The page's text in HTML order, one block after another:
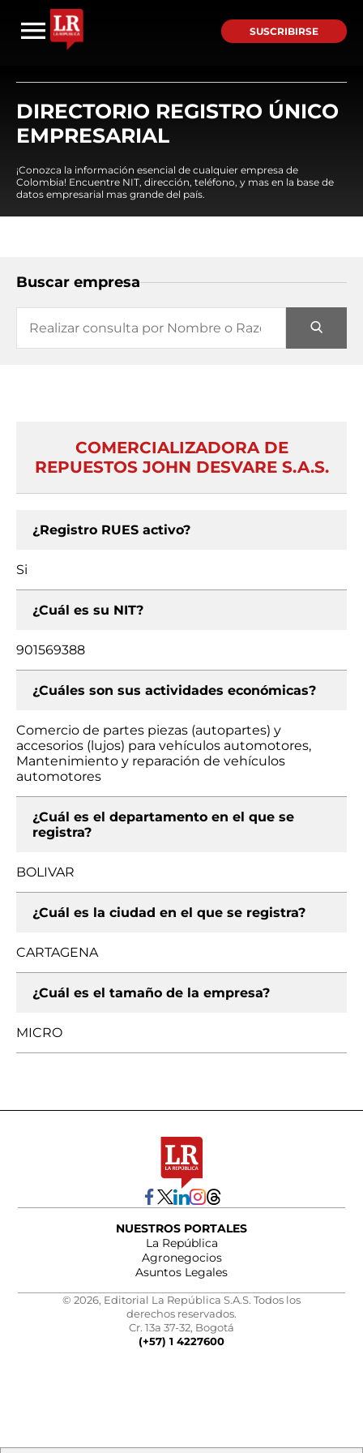
SUSCRIBIRSE
DIRECTORIO REGISTRO ÚNICO
EMPRESARIAL
¡Conozca la información esencial de cualquier empresa de
Colombia! Encuentre NIT, dirección, teléfono, y mas en la base de
datos empresarial mas grande del país.
Buscar empresa
COMERCIALIZADORA DE
REPUESTOS JOHN DESVARE S.A.S.
¿Registro RUES activo?
Si
¿Cuál es su NIT?
901569388
¿Cuáles son sus actividades económicas?
Comercio de partes piezas (autopartes) y
accesorios (lujos) para vehículos automotores,
Mantenimiento y reparación de vehículos
automotores
¿Cuál es el departamento en el que se
registra?
BOLIVAR
¿Cuál es la ciudad en el que se registra?
CARTAGENA
¿Cuál es el tamaño de la empresa?
MICRO
NUESTROS PORTALES
La República
Agronegocios
Asuntos Legales
© 2026, Editorial La República S.A.S. Todos los
derechos reservados.
Cr. 13a 37-32, Bogotá
(+57) 1 4227600